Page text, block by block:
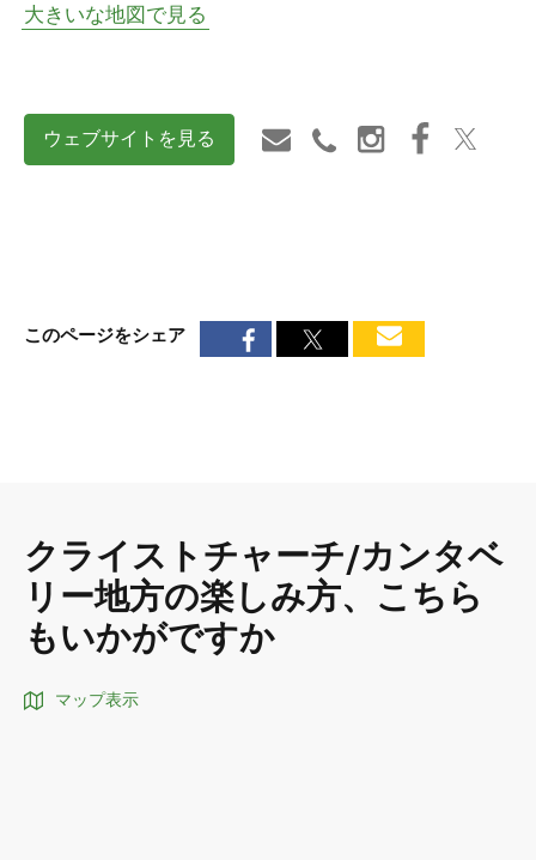
大きいな地図で見る
ウェブサイトを見る
このページをシェア
クライストチャーチ/カンタベ
リー地方の楽しみ方、こちら
もいかがですか
マップ表示